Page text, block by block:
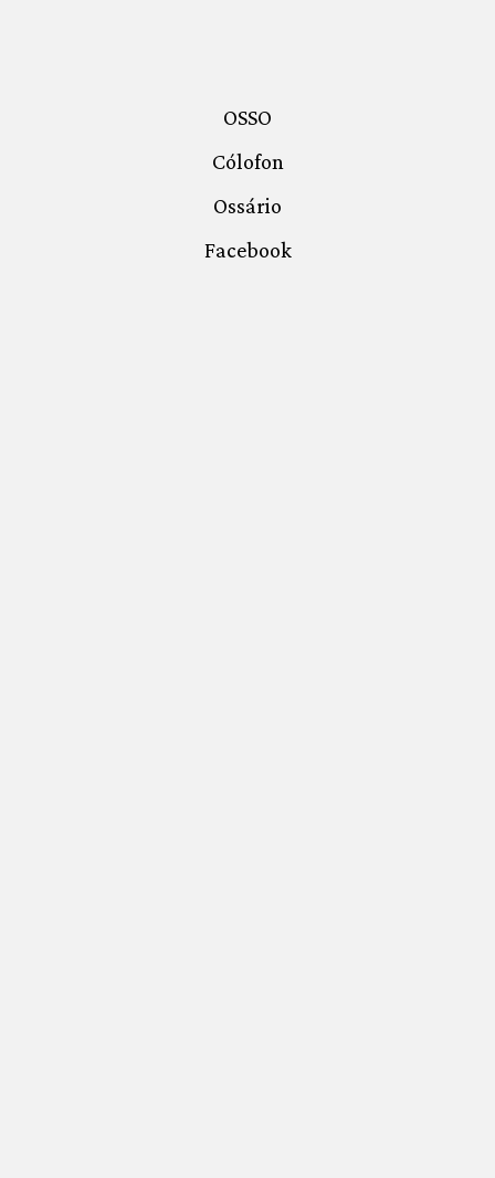
OSSO
Cólofon
Ossário
Facebook